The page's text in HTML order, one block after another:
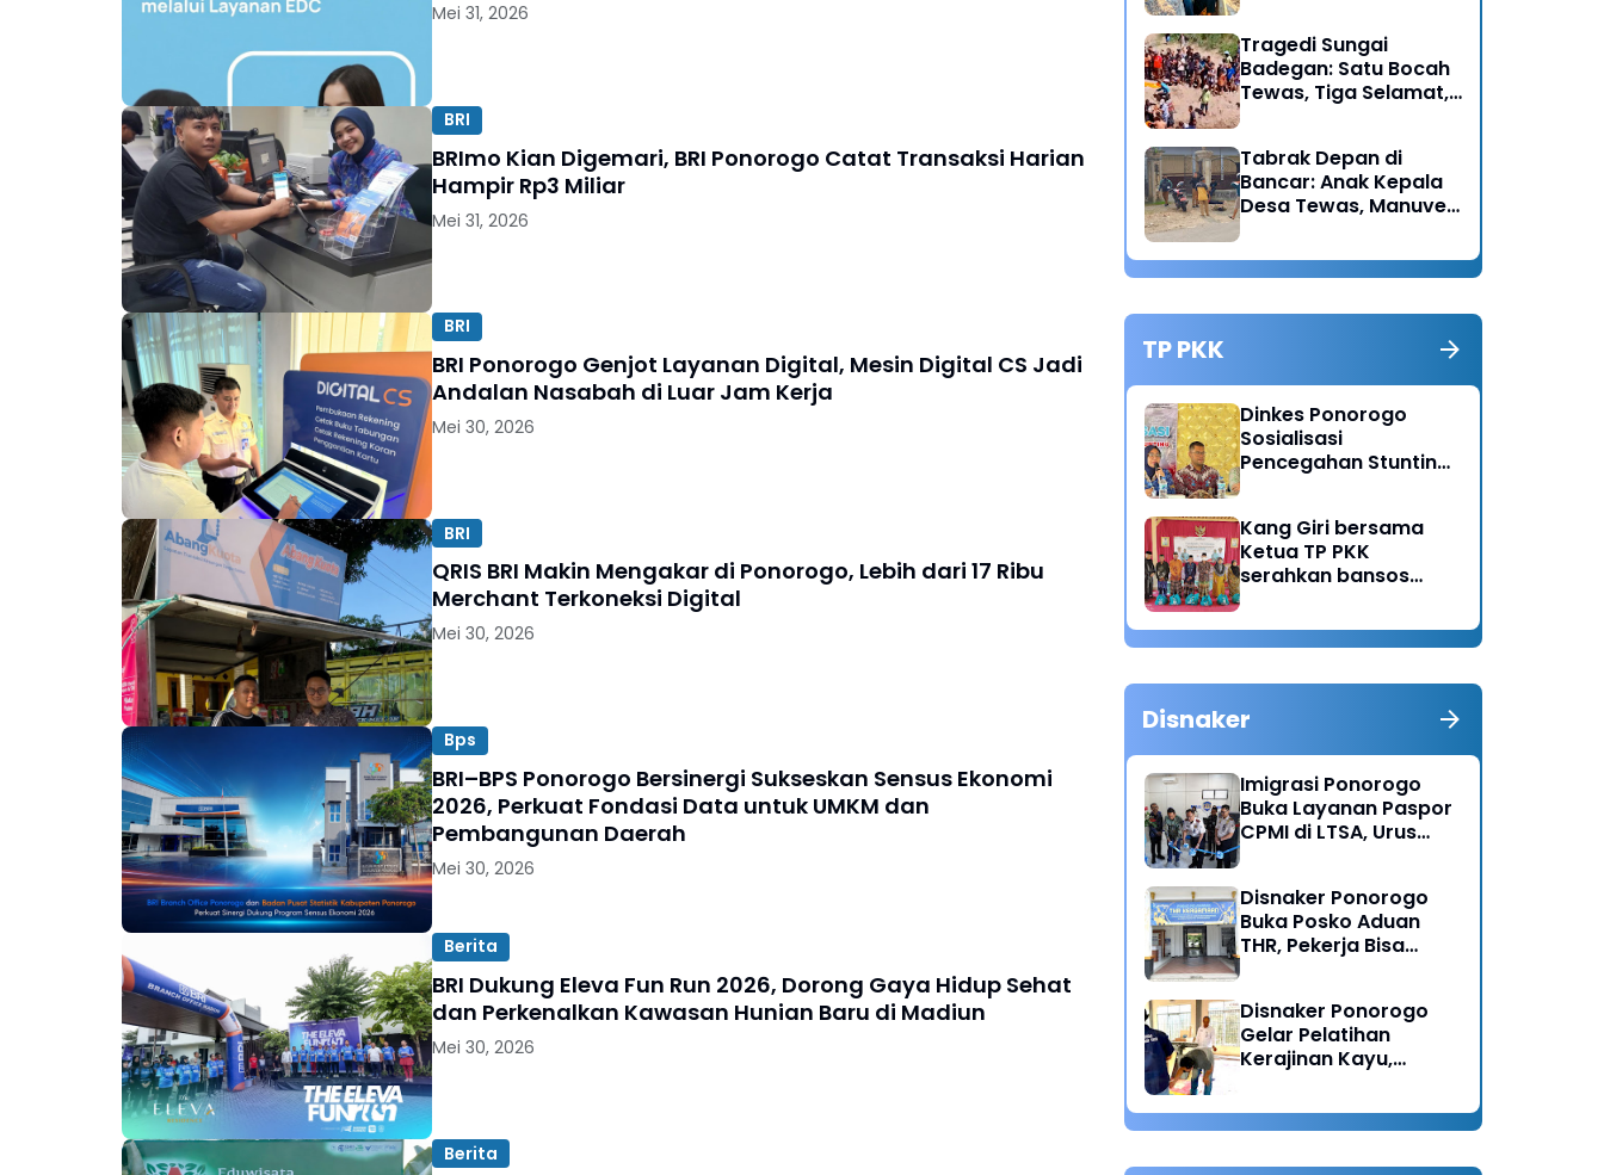
Mei 31, 2026
BRI
BRImo Kian Digemari, BRI Ponorogo Catat Transaksi Harian
Hampir Rp3 Miliar
Mei 31, 2026
BRI
BRI Ponorogo Genjot Layanan Digital, Mesin Digital CS Jadi
Andalan Nasabah di Luar Jam Kerja
Mei 30, 2026
BRI
QRIS BRI Makin Mengakar di Ponorogo, Lebih dari 17 Ribu
Merchant Terkoneksi Digital
Mei 30, 2026
Bps
BRI–BPS Ponorogo Bersinergi Sukseskan Sensus Ekonomi
2026, Perkuat Fondasi Data untuk UMKM dan
Pembangunan Daerah
Mei 30, 2026
Berita
BRI Dukung Eleva Fun Run 2026, Dorong Gaya Hidup Sehat
dan Perkenalkan Kawasan Hunian Baru di Madiun
Mei 30, 2026
Berita
Hipertensi
Tragedi Sungai
Badegan: Satu Bocah
Tewas, Tiga Selamat,
Tabrak Depan di
Bancar: Anak Kepala
Desa Tewas, Manuver
Diduga Jadi Pemicu
TP PKK
Dinkes Ponorogo
Sosialisasi
Pencegahan Stunting,
Emas
Kang Giri bersama
Ketua TP PKK
serahkan bansos
Sukorejo Ponorogo
Disnaker
Imigrasi Ponorogo
Buka Layanan Paspor
CPMI di LTSA, Urus
Disnaker Ponorogo
Buka Posko Aduan
THR, Pekerja Bisa
Disnaker Ponorogo
Gelar Pelatihan
Kerajinan Kayu,
Wirausaha Baru